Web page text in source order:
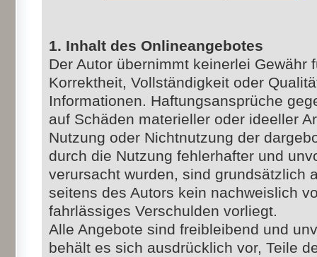
1. Inhalt des Onlineangebotes
Der Autor übernimmt keinerlei Gewähr
Korrektheit, Vollständigkeit oder
Informationen. Haftungsansprüche
auf Schäden materieller oder ideeller
Nutzung oder Nichtnutzung der
durch die Nutzung fehlerhafter und
verursacht wurden, sind grundsätzlich
seitens des Autors kein nachweislich
fahrlässiges Verschulden vorliegt.
Alle Angebote sind freibleibend und
behält es sich ausdrücklich vor, Teile